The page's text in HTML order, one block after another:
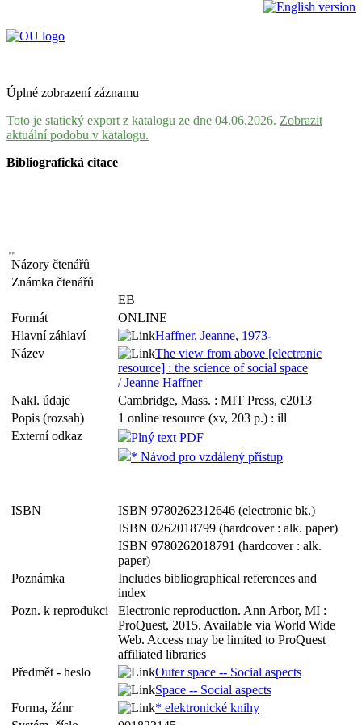
Úplné zobrazení záznamu
Toto je statický export z katalogu ze dne 04.06.2026. Zobrazit
aktuální podobu v katalogu.
Bibliografická citace
Názory čtenářů
Známka čtenářů
EB
Formát
ONLINE
Hlavní záhlaví
Haffner, Jeanne, 1973-
Název
The view from above [electronic
resource] : the science of social space
/ Jeanne Haffner
Nakl. údaje
Cambridge, Mass. : MIT Press, c2013
Popis (rozsah)
1 online resource (xv, 203 p.) : ill
Externí odkaz
Plný text PDF
* Návod pro vzdálený přístup
ISBN
ISBN 9780262312646 (electronic bk.)
ISBN 0262018799 (hardcover : alk. paper)
ISBN 9780262018791 (hardcover : alk.
paper)
Poznámka
Includes bibliographical references and
index
Pozn. k reprodukci
Electronic reproduction. Ann Arbor, MI :
ProQuest, 2015. Available via World Wide
Web. Access may be limited to ProQuest
affiliated libraries
Předmět - heslo
Outer space -- Social aspects
Space -- Social aspects
Forma, žánr
* elektronické knihy